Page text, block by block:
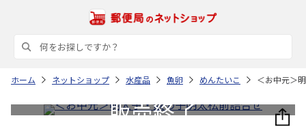
ホーム ネットショップ 水産品 魚卵 めんたいこ ＜お中元＞